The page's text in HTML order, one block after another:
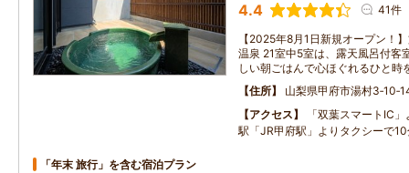
4.4 41件
【2025年8月1日新規オープン！
温泉 21室中5室は、露天風呂付客
しい朝ごはんで心ほぐれるひと時
住所
山梨県甲府市湯村
アクセス
「双葉スマートIC
駅「JR甲府駅」よりタクシーで
「年末 旅行」を含む宿泊プラン